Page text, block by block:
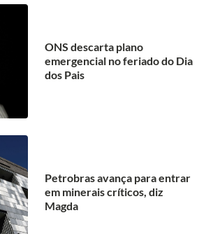
ONS descarta plano
emergencial no feriado do Dia
dos Pais
Petrobras avança para entrar
em minerais críticos, diz
Magda